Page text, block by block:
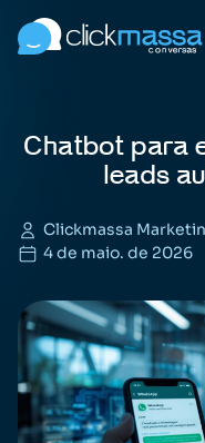
Chatbot para
leads
Clickmassa
4 de maio. de 2026